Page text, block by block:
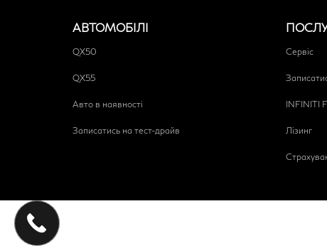
АВТОМОБІЛІ
QX50
QX55
Авто в наявності
Записатись на тест-драйв
Сервіс
INFINITI
Лізинг